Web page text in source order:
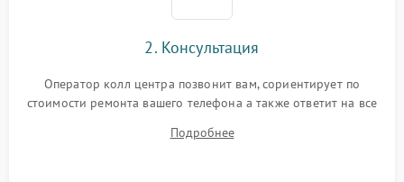
2. Консультация
Оператор колл центра позвонит вам, сориентирует по
стоимости ремонта вашего телефона а также ответит на все
Подробнее